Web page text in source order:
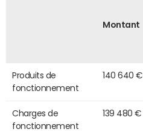
Montant
Produits de
fonctionnement
140 640 €
Charges de
fonctionnement
139 480 €